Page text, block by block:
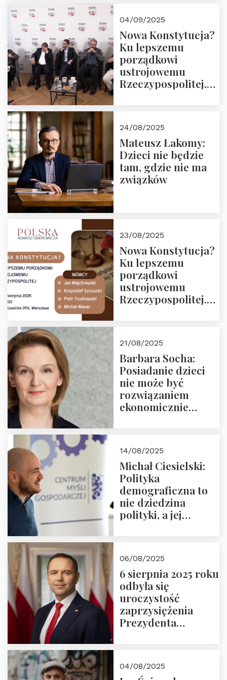
04/09/2025
Nowa Konstytucja?
Ku lepszemu
porządkowi
ustrojowemu
Rzeczypospolitej.
24/08/2025
Mateusz Łakomy:
Dzieci nie będzie
tam, gdzie nie ma
związków
23/08/2025
Nowa Konstytucja?
Ku lepszemu
porządkowi
ustrojowemu
Rzeczypospolitej.
Nowego
Ćwierćwiecza”
21/08/2025
Barbara Socha:
Posiadanie dzieci
nie może być
rozwiązaniem
ekonomicznie
14/08/2025
Michał Ciesielski:
Polityka
demograficzna to
nie dziedzina
polityki, a jej
06/08/2025
6 sierpnia 2025 roku
odbyła się
uroczystość
zaprzysiężenia
Prezydenta
Nawrockiego
04/08/2025